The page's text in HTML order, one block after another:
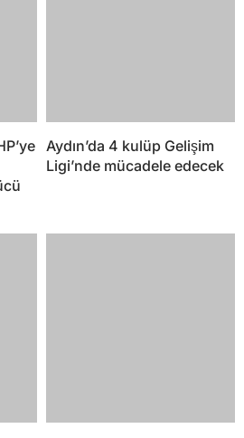
feryadını İhbar Aydın